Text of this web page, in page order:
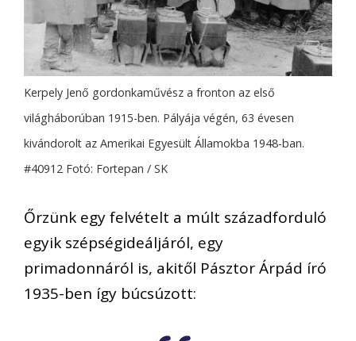
Kerpely Jenő gordonkaművész a fronton az első
világháborúban 1915-ben. Pályája végén, 63 évesen
kivándorolt az Amerikai Egyesült Államokba 1948-ban.
#40912 Fotó: Fortepan / SK
Őrzünk egy felvételt a múlt századforduló
egyik szépségideáljáról, egy
primadonnáról is, akitől Pásztor Árpád író
1935-ben így búcsúzott: